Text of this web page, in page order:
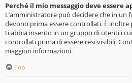
Perché il mio messaggio deve essere
L’amministratore può decidere che in un
devono prima essere controllati. È inoltre
ti abbia inserito in un gruppo di utenti i
controllati prima di essere resi visibili.
maggiori informazioni.
Top